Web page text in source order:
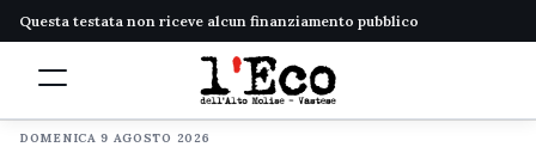
Questa testata non riceve alcun finanziamento pubblico
DOMENICA 9 AGOSTO 2026